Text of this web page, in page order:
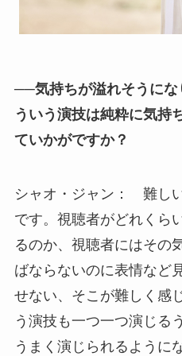
──気持ちが溢れそうにな
ういう演技は純粋に気持
ていかがですか？
シャオ・ジャン： 難し
です。視聴者がどれくら
るのか、視聴者にはその
ばならないのに表情など
せない、そこが難しく感
う演技も一つ一つ演じる
うまく演じられるように